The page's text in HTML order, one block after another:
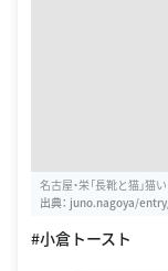
名古屋・栄「長靴と猫」
出典： juno.nagoya/
#小倉トースト